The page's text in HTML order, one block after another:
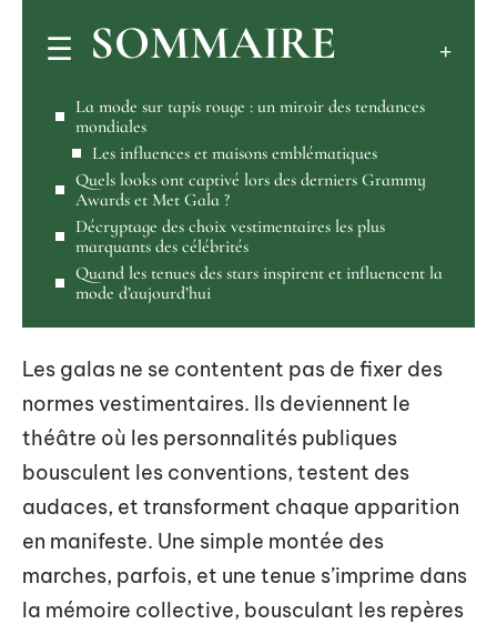
SOMMAIRE
La mode sur tapis rouge : un miroir des tendances
mondiales
Les influences et maisons emblématiques
Quels looks ont captivé lors des derniers Grammy
Awards et Met Gala ?
Décryptage des choix vestimentaires les plus
marquants des célébrités
Quand les tenues des stars inspirent et influencent la
mode d’aujourd’hui
Les galas ne se contentent pas de fixer des
normes vestimentaires. Ils deviennent le
théâtre où les personnalités publiques
bousculent les conventions, testent des
audaces, et transforment chaque apparition
en manifeste. Une simple montée des
marches, parfois, et une tenue s’imprime dans
la mémoire collective, bousculant les repères